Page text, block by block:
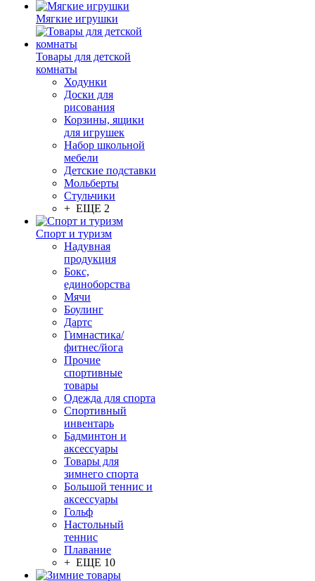
Мягкие игрушки
Товары для детской
комнаты
Ходунки
Доски для
рисования
Корзины, ящики
для игрушек
Набор школьной
мебели
Детские подставки
Мольберты
Стульчики
+ ЕЩЕ 2
Спорт и туризм
Надувная
продукция
Бокс,
единоборства
Мячи
Боулинг
Дартс
Гимнастика/
фитнес/йога
Прочие
спортивные
товары
Одежда для спорта
Спортивный
инвентарь
Бадминтон и
аксессуары
Товары для
зимнего спорта
Большой теннис и
аксессуары
Гольф
Настольный
теннис
Плавание
+ ЕЩЕ 10